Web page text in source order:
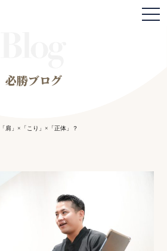
必勝ブログ
「肩」×「こり」×「正体」？